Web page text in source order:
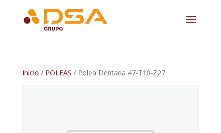
Inicio / POLEAS / Polea Dentada 47-T10-Z27